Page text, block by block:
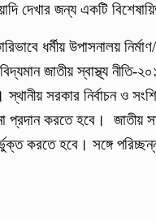
দেখার জন্য একটি
ধর্মীয় উপাসনালয়
জাতীয় স্বাস্থ্য
সরকার নির্বাচন ও
প্রদান করতে হবে।
করতে হবে। সঙ্গে